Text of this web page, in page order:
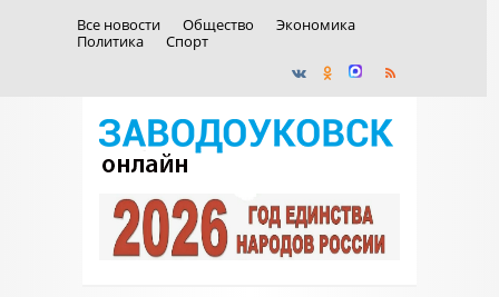
Все новости Общество
Экономика
Политика
Спорт